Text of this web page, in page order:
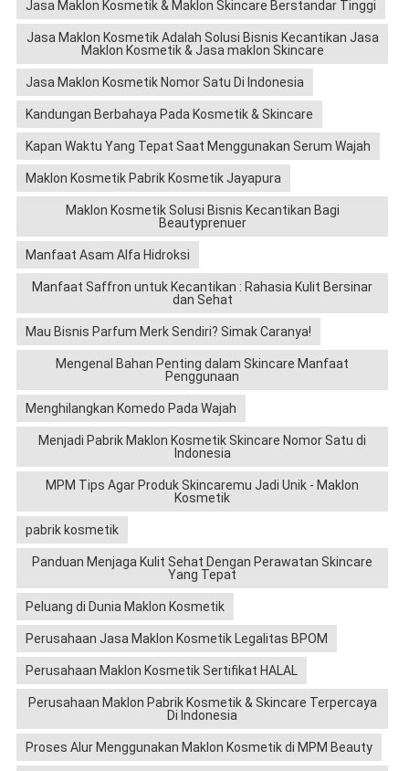
Jasa Maklon Kosmetik & Maklon Skincare Berstandar Tinggi
Jasa Maklon Kosmetik Adalah Solusi Bisnis Kecantikan Jasa
Maklon Kosmetik & Jasa maklon Skincare
Jasa Maklon Kosmetik Nomor Satu Di Indonesia
Kandungan Berbahaya Pada Kosmetik & Skincare
Kapan Waktu Yang Tepat Saat Menggunakan Serum Wajah
Maklon Kosmetik Pabrik Kosmetik Jayapura
Maklon Kosmetik Solusi Bisnis Kecantikan Bagi
Beautyprenuer
Manfaat Asam Alfa Hidroksi
Manfaat Saffron untuk Kecantikan : Rahasia Kulit Bersinar
dan Sehat
Mau Bisnis Parfum Merk Sendiri? Simak Caranya!
Mengenal Bahan Penting dalam Skincare Manfaat
Penggunaan
Menghilangkan Komedo Pada Wajah
Menjadi Pabrik Maklon Kosmetik Skincare Nomor Satu di
Indonesia
MPM Tips Agar Produk Skincaremu Jadi Unik - Maklon
Kosmetik
pabrik kosmetik
Panduan Menjaga Kulit Sehat Dengan Perawatan Skincare
Yang Tepat
Peluang di Dunia Maklon Kosmetik
Perusahaan Jasa Maklon Kosmetik Legalitas BPOM
Perusahaan Maklon Kosmetik Sertifikat HALAL
Perusahaan Maklon Pabrik Kosmetik & Skincare Terpercaya
Di Indonesia
Proses Alur Menggunakan Maklon Kosmetik di MPM Beauty